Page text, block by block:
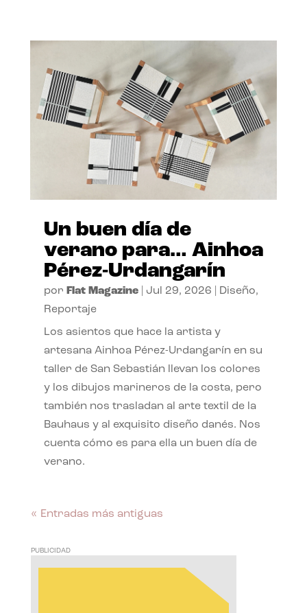
Un buen día de
verano para… Ainhoa
Pérez-Urdangarín
por Flat Magazine| Jul 29, 2026 Diseño,
Reportaje
Los asientos que hace la artista y
artesana Ainhoa Pérez-Urdangarín en su
taller de San Sebastián llevan los colores
y los dibujos marineros de la costa, pero
también nos trasladan al arte textil de la
Bauhaus y al exquisito diseño danés. Nos
cuenta cómo es para ella un buen día de
verano.
« Entradas más antiguas
PUBLICIDAD